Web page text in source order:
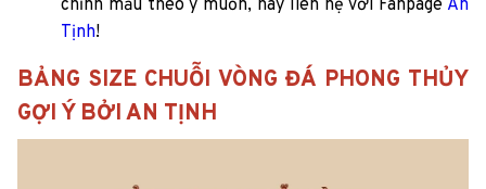
chỉnh mẫu theo ý muốn, hãy liên hệ với Fanpage An
Tịnh!
BẢNG SIZE CHUỖI VÒNG ĐÁ PHONG THỦY
GỢI Ý BỞI AN TỊNH